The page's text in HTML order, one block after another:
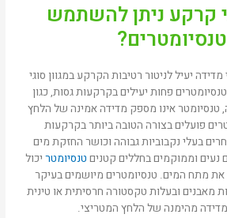
קרקע ניתן להשתמש
יעיל לניטור רטיבות הקרקע במגוון סוגי
פחות יעילים בקרקעות גסות, כגון
טנסיומטר אינו מספק מדידה אמינה של הלחץ
פועלים בצורה הטובה ביותר בקרקעות
בעלי נקבוביות גבוהה וכושר החזקת מים
נעים וממוקמים בחללים קטנים טנסיומטר יכול
מתח המים. טנסיומטרים מיושמים בעיקר
מאבנים ובעלות טקסטורה חרסיתית או טינית
מהימנה של הלחץ המטריצי.